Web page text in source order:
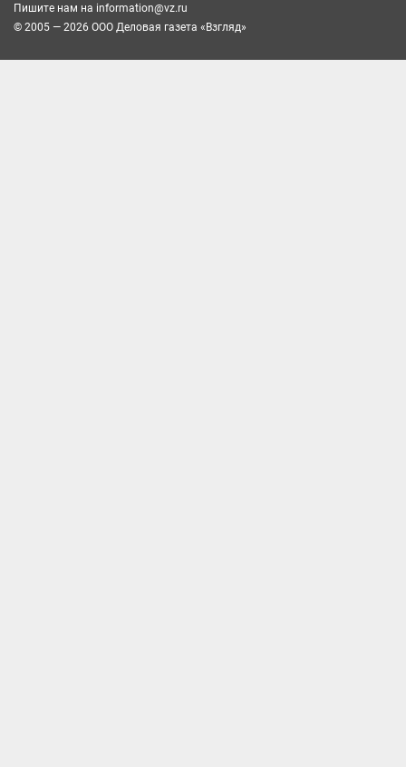
Пишите нам на information@vz.ru
© 2005 — 2026 ООО Деловая газета «Взгляд»